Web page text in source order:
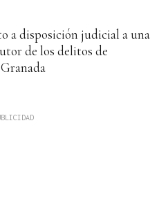
a disposición judicial a una
de los delitos de